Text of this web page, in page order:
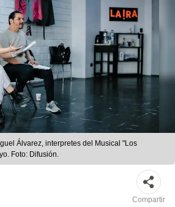
Álvarez, interpretes del Musical "Los
Foto: Difusión.
Compartir